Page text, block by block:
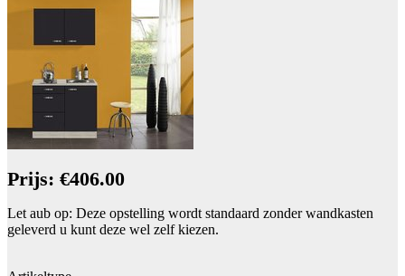
Prijs: €406.00
Let aub op: Deze opstelling wordt standaard zonder wandkasten
geleverd u kunt deze wel zelf kiezen.